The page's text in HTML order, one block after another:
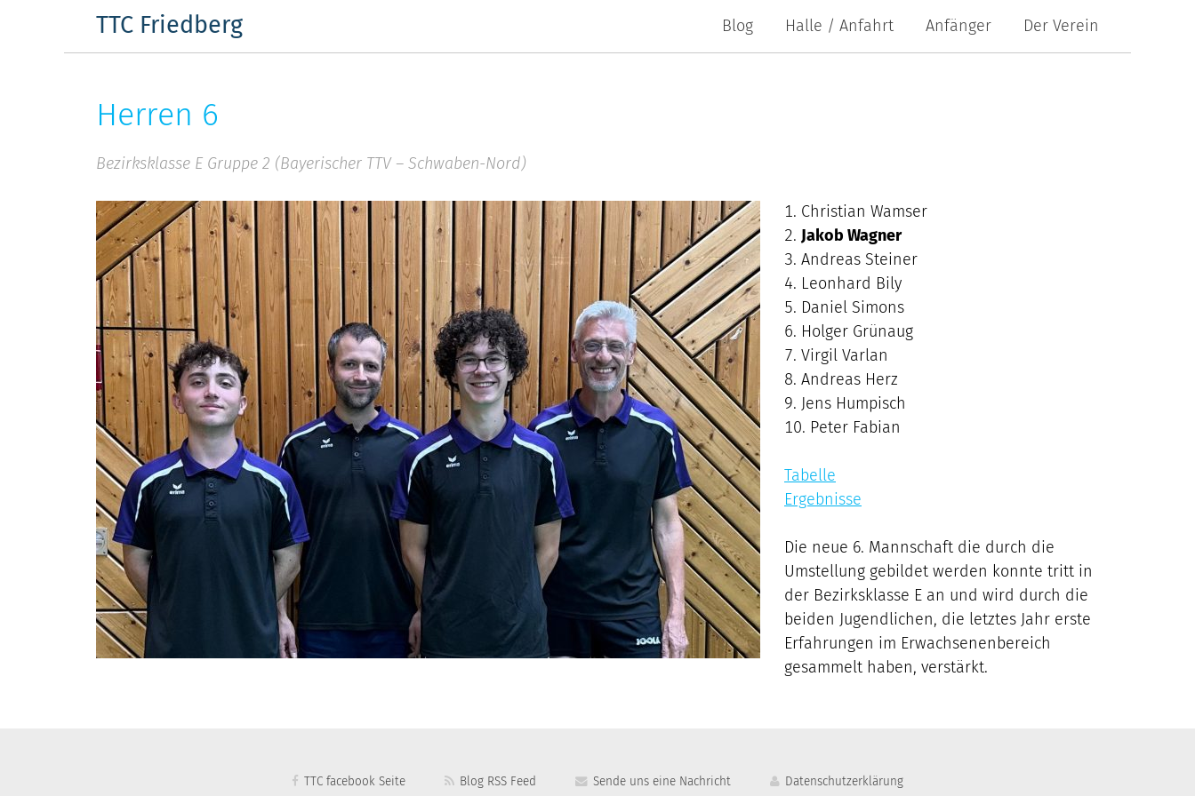
TTC Friedberg Blog Halle / Anfahrt Anfänger Der Verein
Herren 6
Bezirksklasse E Gruppe 2 (Bayerischer TTV – Schwaben-Nord)
Christian Wamser
Jakob Wagner
Andreas Steiner
Leonhard Bily
Daniel Simons
Holger Grünaug
Virgil Varlan
Andreas Herz
Jens Humpisch
Peter Fabian
Tabelle
Ergebnisse
Die neue 6. Mannschaft die durch die
Umstellung gebildet werden konnte tritt in
der Bezirksklasse E an und wird durch die
beiden Jugendlichen, die letztes Jahr erste
Erfahrungen im Erwachsenenbereich
gesammelt haben, verstärkt.
TTC facebook Seite Blog RSS Feed Sende uns eine Nachricht Datenschutzerklärung